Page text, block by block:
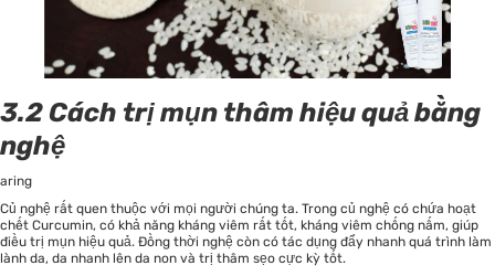
3.2 Cách trị mụn thâm hiệu quả bằng
nghệ
aring
Củ nghệ rất quen thuộc với mọi người chúng ta. Trong củ nghệ có chứa hoạt
chết Curcumin, có khả năng kháng viêm rất tốt, kháng viêm chống nấm, giúp
điều trị mụn hiệu quả. Đồng thời nghệ còn có tác dụng đẩy nhanh quá trình làm
lành da, da nhanh lên da non và trị thâm sẹo cực kỳ tốt.